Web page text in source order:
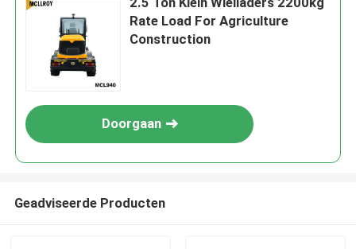
Rate Load For Agriculture
Construction
Doorgaan
Geadviseerde Producten